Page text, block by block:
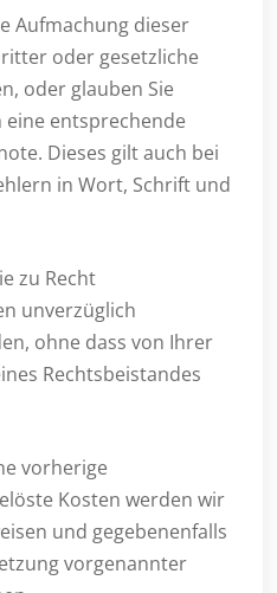
Aufmachung dieser
oder gesetzliche
oder glauben Sie
entsprechende
Dieses gilt auch bei
in Wort, Schrift und
zu Recht
unverzüglich
ohne dass von Ihrer
Rechtsbeistandes
vorherige
Kosten werden wir
und gegebenenfalls
vorgenannter